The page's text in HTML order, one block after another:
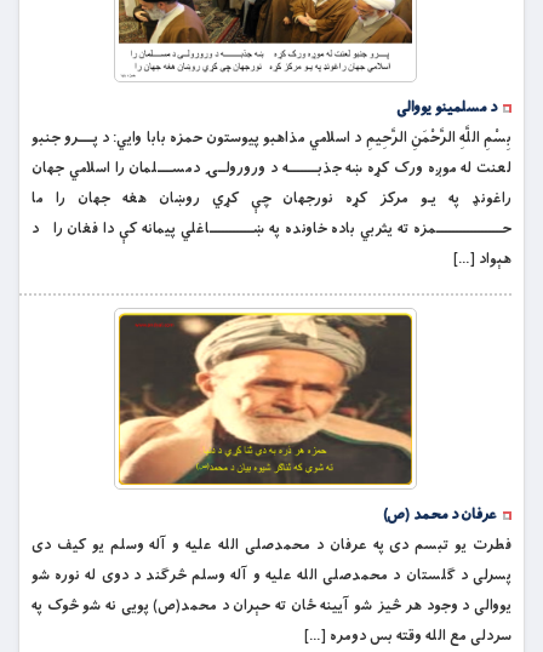
د مسلمینو یووالی
بِسْمِ اللَّهِ الرَّحْمَنِ الرَّحِيمِ د اسلامي مذاهبو پيوستون حمزه بابا وايي: د پــــرو جنبو
لعنت له موږه ورک کړه ښه جذبــــــــه د ورورولــۍ دمســــلمان را اسلامي جهان
راغونډ په يـو مرکز کړه نورجهان چې کړي روښان هغه جهان را ما
حــــــــــــــــــمزه ته يثربي باده خاونده په ښــــــــــــاغلي پيمانه کې دا فغان را د
هېواد […]
عرفان د محمد (ص)
فطرت یو تبسم دی په عرفان د محمدصلی الله علیه و آله وسلم یو کیف دی
پسرلی د ګلستان د محمدصلی الله علیه و آله وسلم څرګند د دوی له نوره شو
یووالی د وجود هر څیز شو آیینه ځان ته حېران د محمد(ص) پویی نه شو څوک په
سردلی مع الله وقته بس دومره […]